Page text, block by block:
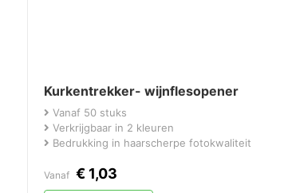
Kurkentrekker- wijnflesopener
Vanaf 50 stuks
Verkrijgbaar in 2 kleuren
Bedrukking in haarscherpe fotokwaliteit
Vanaf € 1,03